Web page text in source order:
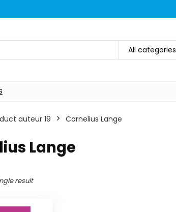
All categories
auteur 19 Cornelius Lange
Lange
result